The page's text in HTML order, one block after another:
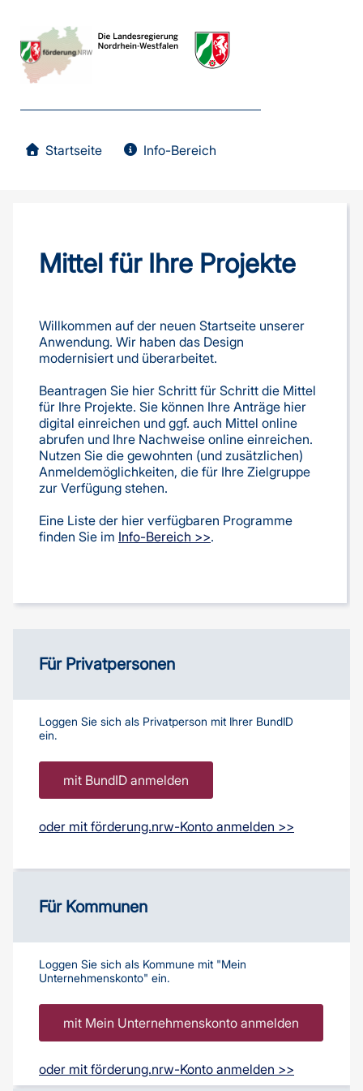
Startseite Info-Bereich
Mittel für Ihre Projekte
Willkommen auf der neuen Startseite unserer
Anwendung. Wir haben das Design
modernisiert und überarbeitet.
Beantragen Sie hier Schritt für Schritt die Mittel
für Ihre Projekte. Sie können Ihre Anträge hier
digital einreichen und ggf. auch Mittel online
abrufen und Ihre Nachweise online einreichen.
Nutzen Sie die gewohnten (und zusätzlichen)
Anmeldemöglichkeiten, die für Ihre Zielgruppe
zur Verfügung stehen.
Eine Liste der hier verfügbaren Programme
finden Sie im Info-Bereich >>.
Für Privatpersonen
Loggen Sie sich als Privatperson mit Ihrer BundID
ein.
mit BundID anmelden
oder mit förderung.nrw-Konto anmelden >>
Für Kommunen
Loggen Sie sich als Kommune mit "Mein
Unternehmenskonto" ein.
mit Mein Unternehmenskonto anmelden
oder mit förderung.nrw-Konto anmelden >>